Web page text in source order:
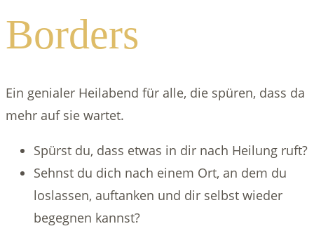
Borders
Ein genialer Heilabend für alle, die spüren, dass da
mehr auf sie wartet.
Spürst du, dass etwas in dir nach Heilung ruft?
Sehnst du dich nach einem Ort, an dem du
loslassen, auftanken und dir selbst wieder
begegnen kannst?